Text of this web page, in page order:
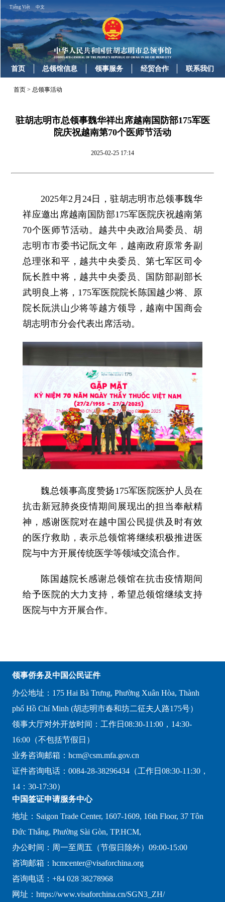
Tiếng Việt 中文
首页 总领馆信息 领事服务 经贸合作 联系我们
首页 >总领事活动
驻胡志明市总领事魏华祥出席越南国防部175军医
院庆祝越南第70个医师节活动
2025-02-25 17:14
2025年2月24日，驻胡志明市总领事魏华
祥应邀出席越南国防部175军医院庆祝越南第
70个医师节活动。越共中央政治局委员、胡
志明市市委书记阮文年，越南政府原常务副
总理张和平，越共中央委员、第七军区司令
阮长胜中将，越共中央委员、国防部副部长
武明良上将，175军医院院长陈国越少将、原
院长阮洪山少将等越方领导，越南中国商会
胡志明市分会代表出席活动。
魏总领事高度赞扬175军医院医护人员在
抗击新冠肺炎疫情期间展现出的担当奉献精
神，感谢医院对在越中国公民提供及时有效
的医疗救助，表示总领馆将继续积极推进医
院与中方开展传统医学等领域交流合作。
陈国越院长感谢总领馆在抗击疫情期间
给予医院的大力支持，希望总领馆继续支持
医院与中方开展合作。
领事侨务及中国公民证件
办公地址：175 Hai Bà Trưng, Phường Xuân Hòa, Thành
phố Hồ Chí Minh (胡志明市春和坊二征夫人路175号）
领事大厅对外开放时间：工作日08:30-11:00，14:30-
16:00（不包括节假日）
业务咨询邮箱：hcm@csm.mfa.gov.cn
证件咨询电话：0084-28-38296434（工作日08:30-11:30，
14：30-17:30）
中国签证申请服务中心
地址：Saigon Trade Center, 1607-1609, 16th Floor, 37 Tôn
Đức Thắng, Phường Sài Gòn, TP.HCM,
办公时间：周一至周五（节假日除外）09:00-15:00
咨询邮箱：hcmcenter@visaforchina.org
咨询电话：+84 028 38278968
网址：https://www.visaforchina.cn/SGN3_ZH/